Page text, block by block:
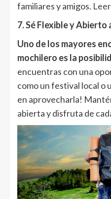
familiares y amigos.
7. Sé Flexible y Abierto
Uno de los mayores
mochilero es la
encuentras con una
como un festival local o
en aprovecharla!
abierta y disfruta de